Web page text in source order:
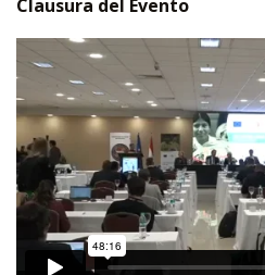
Clausura del Evento